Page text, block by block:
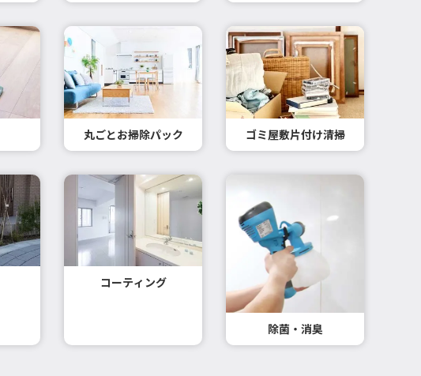
丸ごとお掃除パック ゴミ屋敷片付け清掃
コーティング
除菌・消臭